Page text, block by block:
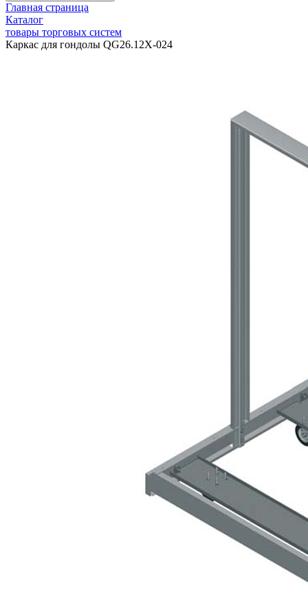
Главная страница
Каталог
товары торговых систем
Каркас для гондолы QG26.12X-024